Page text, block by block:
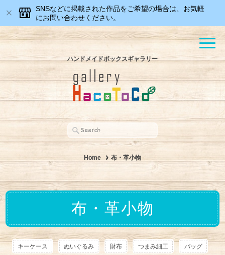
SNSなどに掲載された作品をご希望の場合は、お気軽
にお問い合わせください。
ハンドメイドボックスギャラリー
Home 布・革小物
布・革小物
キーケース ぬいぐるみ 財布 つまみ細工 バッグ